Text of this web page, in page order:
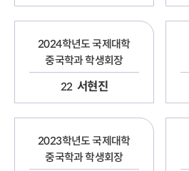
2024학년도 국제대학
중국학과 학생회장
22 서현진
2023학년도 국제대학
중국학과 학생회장